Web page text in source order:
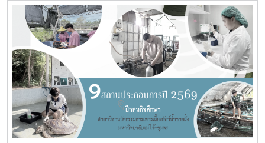
ศาลากลางจังหวัดชุมพร โดยมีนายจักรพงศ์ นิลไพรัช ธนารักษ์
พื้นที่ชุมพร เป็นประธานในการประชุมในการนี้ นายอุดม จิตตวงค์
โยธาธิการและผังเมืองจังหวัดชุมพร พร้อมด้วยคณะที่ปรึกษา
โครงการจัดรูปที่ดินเพื่อพัฒนาพื้นที่ส่วนจังหวัดชุมพร บริเวณ
ถนนผังเมืองรวม สาย ก3 และก4 ในเขตผังเมืองรวมชุมชน
ปากน้ำหลังสวน เข้าร่วมการประชุมฯ ดังกล่าว เพื่อพิจารณาขอ
ความเห็นชอบค่าชดเชยต้นไม้และพืชผล และค่าชดเชยอาคารและ
สิ่งปลูกสร้างจากกองทุนจัดรูปที่ดินเพื่อพัฒนาพื้นที่มติที่ประชุม
รับทราบรายละเอียดราคาและเห็นควรให้เสนอคณะกรรมการ
จังหวัดขอรับเงินอุดหนุนจากกกองทุนจัดรูปเพื่อพัฒนาพื้นที่